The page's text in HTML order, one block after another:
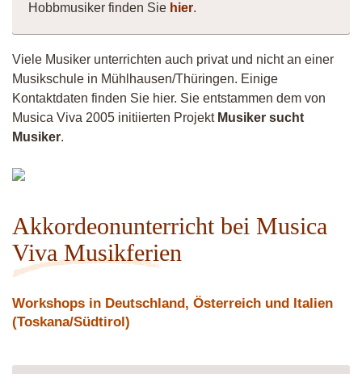
Hobbmusiker finden Sie hier.
Viele Musiker unterrichten auch privat und nicht an einer
Musikschule in Mühlhausen/Thüringen. Einige
Kontaktdaten finden Sie hier. Sie entstammen dem von
Musica Viva 2005 initiierten Projekt Musiker sucht
Musiker.
Akkordeonunterricht bei Musica
Viva Musikferien
Workshops in Deutschland, Österreich und Italien
(Toskana/Südtirol)